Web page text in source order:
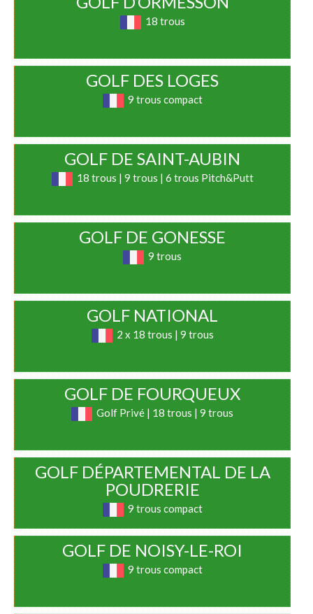
18 trous
GOLF DES LOGES
9 trous compact
GOLF DE SAINT-AUBIN
18 trous | 9 trous | 6 trous Pitch&Putt
GOLF DE GONESSE
9 trous
GOLF NATIONAL
2 x 18 trous | 9 trous
GOLF DE FOURQUEUX
Golf Privé | 18 trous | 9 trous
GOLF DÉPARTEMENTAL DE LA
POUDRERIE
9 trous compact
GOLF DE NOISY-LE-ROI
9 trous compact